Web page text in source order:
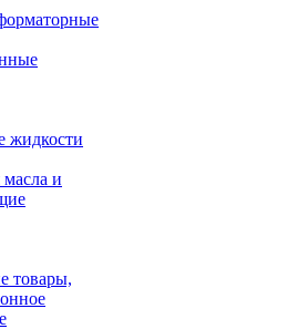
жидкости
и
товары,